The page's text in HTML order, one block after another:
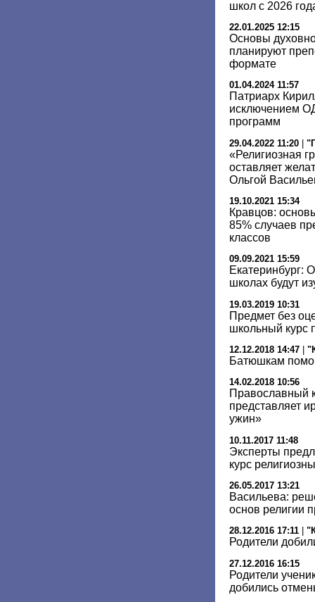
школ с 2026
22.01.2025 12:15
Основы
планируют
формате
01.04.2024 11:57
Патриарх
исключением
программ
29.04.2022 11:20 |
«Религиозная
оставляет
Ольгой
19.10.2021 15:34
Кравцов:
85% случаев
классов
09.09.2021 15:59
Екатеринбург:
школах будут
19.03.2019 10:31
Предмет без
школьный курс
12.12.2018 14:47
Батюшкам
14.02.2018 10:56
Православный
представляет
ужин»
10.11.2017 11:48
Эксперты
курс
26.05.2017 13:21
Васильева:
основ религии
28.12.2016 17:11
Родители
27.12.2016 16:15
Родители
добились